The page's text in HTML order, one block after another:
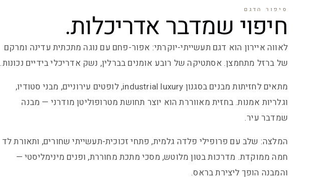
סיפור הדגם
חיפוי שמדבר אדריכלות.
לאווה איירון הוא דגם תעשייתי-יוקרתי: אפור-פחם עם נוגה מתכתית עדינה ומרקם
של ברזל מתחמצן. אסתטיקה של רובע אומנים בברלין, נשק אדריכלי בידיים נכונות.
מתאים לחזיתות מבנים בסגנון industrial luxury, לופטים עירוניים, מבני סטודיו,
וגלריות אמנות. בחזית מאווררת הוא יוצר תחושת מטרופוליטן מודרני — מבנה
שמדבר עיר.
המלצה: שלב עם פרופילי פלדה גלמית, פתחי זכוכית-תעשייתי שחורים, ותאורת לד
חמה ממוקדת. מדרכות בטון מלוטש, מסכי מתכת מחוררת, ופנים מינימליסטי —
והמבנה הופך ליצירת בראס.